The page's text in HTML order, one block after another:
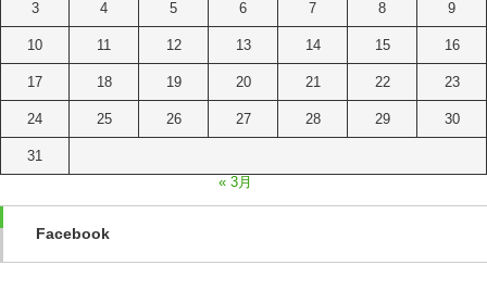
3 4 5 6 7 8 9
10 11 12 13 14 15 16
17 18 19 20 21 22 23
24 25 26 27 28 29 30
31
« 3月
Facebook